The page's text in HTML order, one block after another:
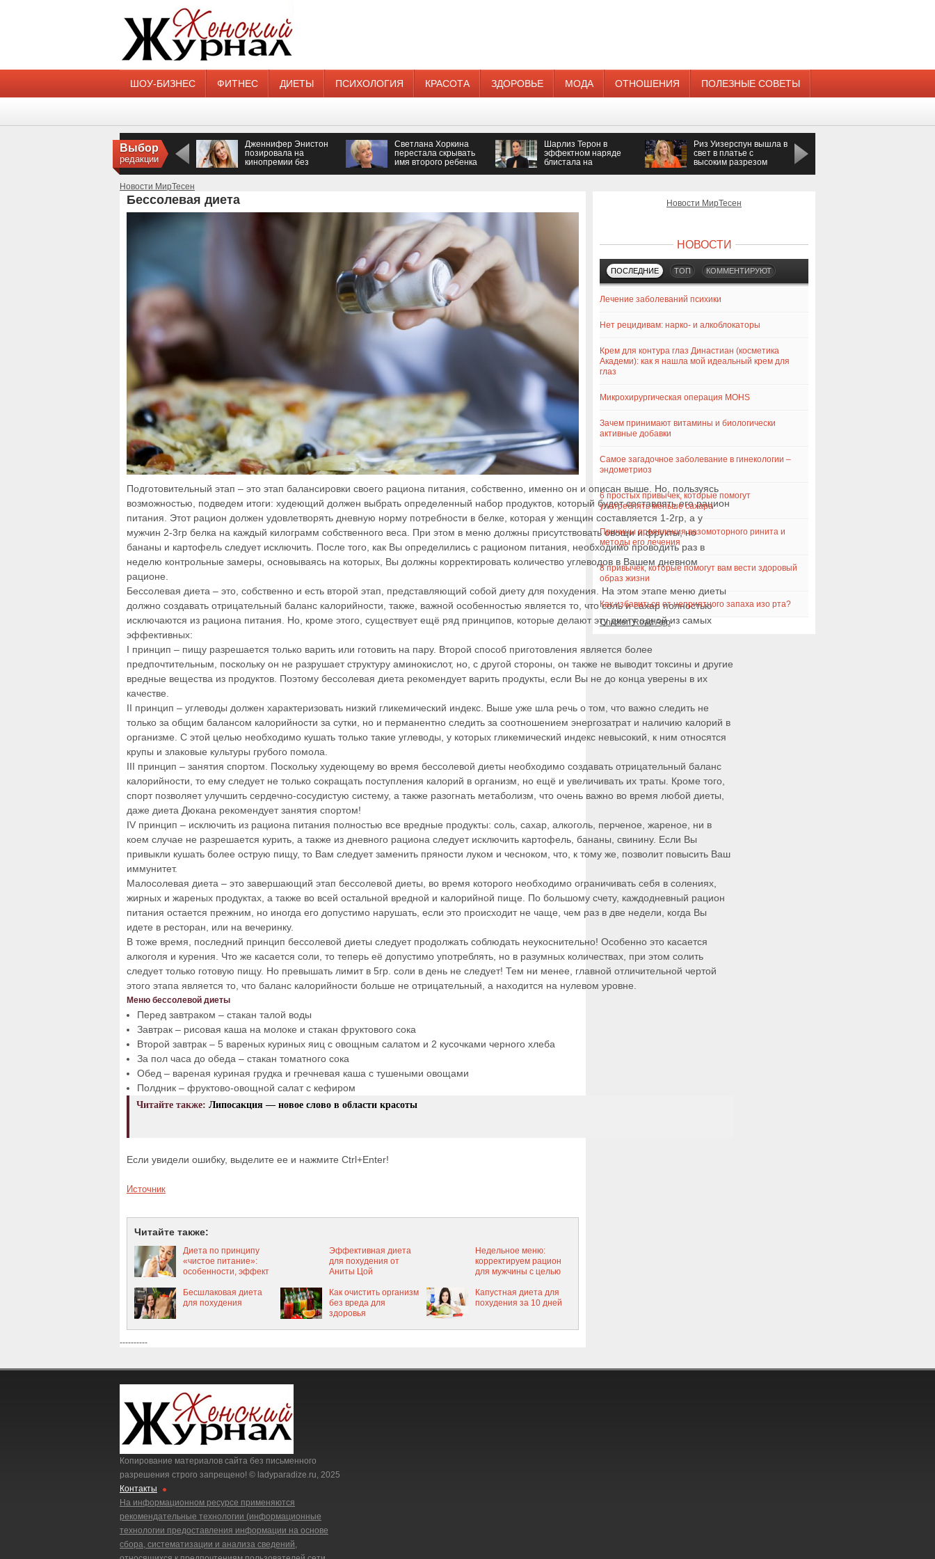
ШОУ-БИЗНЕС ФИТНЕС ДИЕТЫ ПСИХОЛОГИЯ КРАСОТА ЗДОРОВЬЕ МОДА ОТНОШЕНИЯ ПОЛЕЗНЫЕ СОВЕТЫ
Выбор
редакции
Дженнифер Энистон
позировала на
кинопремии без
Светлана Хоркина
перестала скрывать
имя второго ребенка
Шарлиз Терон в
эффектном наряде
блистала на
Риз Уизерспун вышла в
свет в платье с
высоким разрезом
Новости МирТесен
Бессолевая диета
Подготовительный этап – это этап балансировки своего рациона питания, собственно, именно он и описан выше. Но, пользуясь
возможностью, подведем итоги: худеющий должен выбрать определенный набор продуктов, который будет составлять его рацион
питания. Этот рацион должен удовлетворять дневную норму потребности в белке, которая у женщин составляется 1-2гр, а у
мужчин 2-3гр белка на каждый килограмм собственного веса. При этом в меню должны присутствовать овощи и фрукты, но
бананы и картофель следует исключить. После того, как Вы определились с рационом питания, необходимо проводить раз в
неделю контрольные замеры, основываясь на которых, Вы должны корректировать количество углеводов в Вашем дневном
рационе.
Бессолевая диета – это, собственно и есть второй этап, представляющий собой диету для похудения. На этом этапе меню диеты
должно создавать отрицательный баланс калорийности, также, важной особенностью является то, что соль и сахар полностью
исключаются из рациона питания. Но, кроме этого, существует ещё ряд принципов, которые делают эту диету одной из самых
эффективных:
I принцип – пищу разрешается только варить или готовить на пару. Второй способ приготовления является более
предпочтительным, поскольку он не разрушает структуру аминокислот, но, с другой стороны, он также не выводит токсины и другие
вредные вещества из продуктов. Поэтому бессолевая диета рекомендует варить продукты, если Вы не до конца уверены в их
качестве.
II принцип – углеводы должен характеризовать низкий гликемический индекс. Выше уже шла речь о том, что важно следить не
только за общим балансом калорийности за сутки, но и перманентно следить за соотношением энергозатрат и наличию калорий в
организме. С этой целью необходимо кушать только такие углеводы, у которых гликемический индекс невысокий, к ним относятся
крупы и злаковые культуры грубого помола.
III принцип – занятия спортом. Поскольку худеющему во время бессолевой диеты необходимо создавать отрицательный баланс
калорийности, то ему следует не только сокращать поступления калорий в организм, но ещё и увеличивать их траты. Кроме того,
спорт позволяет улучшить сердечно-сосудистую систему, а также разогнать метаболизм, что очень важно во время любой диеты,
даже диета Дюкана рекомендует занятия спортом!
IV принцип – исключить из рациона питания полностью все вредные продукты: соль, сахар, алкоголь, перченое, жареное, ни в
коем случае не разрешается курить, а также из дневного рациона следует исключить картофель, бананы, свинину. Если Вы
привыкли кушать более острую пищу, то Вам следует заменить пряности луком и чесноком, что, к тому же, позволит повысить Ваш
иммунитет.
Малосолевая диета – это завершающий этап бессолевой диеты, во время которого необходимо ограничивать себя в солениях,
жирных и жареных продуктах, а также во всей остальной вредной и калорийной пище. По большому счету, каждодневный рацион
питания остается прежним, но иногда его допустимо нарушать, если это происходит не чаще, чем раз в две недели, когда Вы
идете в ресторан, или на вечеринку.
В тоже время, последний принцип бессолевой диеты следует продолжать соблюдать неукоснительно! Особенно это касается
алкоголя и курения. Что же касается соли, то теперь её допустимо употреблять, но в разумных количествах, при этом солить
следует только готовую пищу. Но превышать лимит в 5гр. соли в день не следует! Тем ни менее, главной отличительной чертой
этого этапа является то, что баланс калорийности больше не отрицательный, а находится на нулевом уровне.
Меню бессолевой диеты
Перед завтраком – стакан талой воды
Завтрак – рисовая каша на молоке и стакан фруктового сока
Второй завтрак – 5 вареных куриных яиц с овощным салатом и 2 кусочками черного хлеба
За пол часа до обеда – стакан томатного сока
Обед – вареная куриная грудка и гречневая каша с тушеными овощами
Полдник – фруктово-овощной салат с кефиром
Читайте также: Липосакция — новое слово в области красоты
Если увидели ошибку, выделите ее и нажмите Ctrl+Enter!
Источник
Читайте также:
Диета по принципу
«чистое питание»:
особенности, эффект
Эффективная диета
для похудения от
Аниты Цой
Недельное меню:
корректируем рацион
для мужчины с целью
Бесшлаковая диета
для похудения
Как очистить организм
без вреда для
здоровья
Капустная диета для
похудения за 10 дней
----------
Новости МирТесен
НОВОСТИ
ПОСЛЕДНИЕ ТОП КОММЕНТИРУЮТ
Лечение заболеваний психики
Нет рецидивам: нарко- и алкоблокаторы
Крем для контура глаз Династиан (косметика
Академи): как я нашла мой идеальный крем для
глаз
Микрохирургическая операция MOHS
Зачем принимают витамины и биологически
активные добавки
Самое загадочное заболевание в гинекологии –
эндометриоз
6 простых привычек, которые помогут
употреблять меньше сахара
Причины проявления вазомоторного ринита и
методы его лечения
8 привычек, которые помогут вам вести здоровый
образ жизни
Как избавиться от неприятного запаха изо рта?
Chicken Road App
Копирование материалов сайта без письменного
разрешения строго запрещено! © ladyparadize.ru, 2025
Контакты
На информационном ресурсе применяются
рекомендательные технологии (информационные
технологии предоставления информации на основе
сбора, систематизации и анализа сведений,